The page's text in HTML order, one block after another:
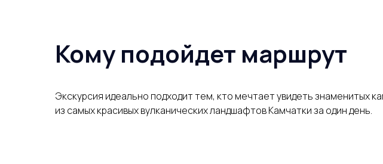
Кому подойдет маршрут
Экскурсия идеально подходит тем, кто мечтает увидеть знаменитых
из самых красивых вулканических ландшафтов Камчатки за один день.